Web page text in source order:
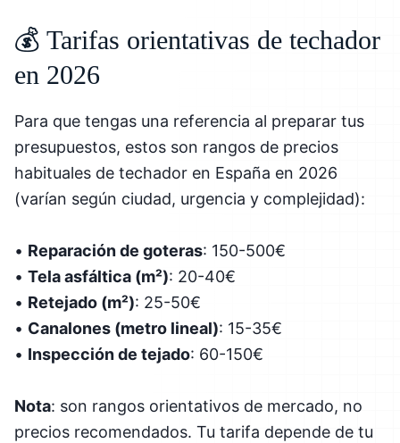
💰 Tarifas orientativas de techador
en 2026
Para que tengas una referencia al preparar tus
presupuestos, estos son rangos de precios
habituales de techador en España en 2026
(varían según ciudad, urgencia y complejidad):
• Reparación de goteras: 150-500€
• Tela asfáltica (m²): 20-40€
• Retejado (m²): 25-50€
• Canalones (metro lineal): 15-35€
• Inspección de tejado: 60-150€
Nota: son rangos orientativos de mercado, no
precios recomendados. Tu tarifa depende de tu